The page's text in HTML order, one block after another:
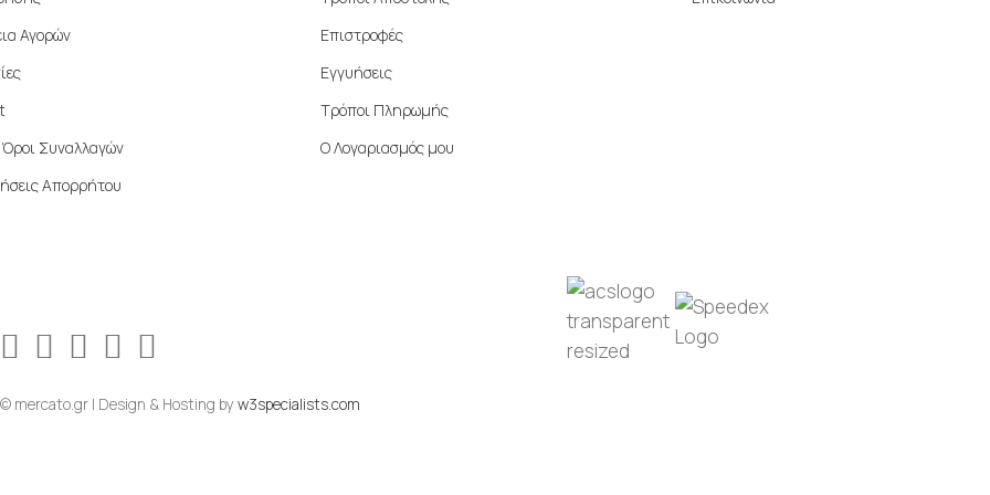
Αγορών
Όροι Συναλλαγών
Απορρήτου
Επιστροφές
Εγγυήσεις
Τρόποι Πληρωμής
Ο Λογαριασμός μου
© mercato.gr | Design & Hosting by w3specialists.com